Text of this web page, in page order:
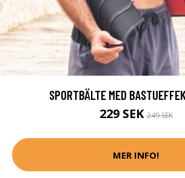
SPORTBÄLTE MED
229 SEK249 SEK
MER INFO!